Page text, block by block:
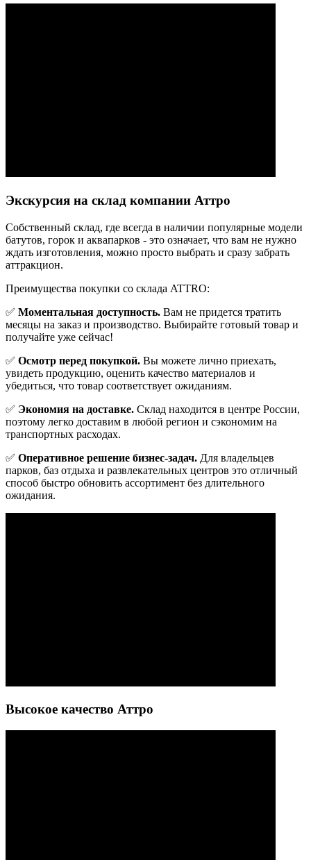
Экскурсия на склад компании Аттро
Cобственный склад, где всегда в наличии популярные модели
батутов, горок и аквапарков - это означает, что вам не нужно
ждать изготовления, можно просто выбрать и сразу забрать
аттракцион.
Преимущества покупки со склада ATTRO:
✅ Моментальная доступность. Вам не придется тратить
месяцы на заказ и производство. Выбирайте готовый товар и
получайте уже сейчас!
✅ Осмотр перед покупкой. Вы можете лично приехать,
увидеть продукцию, оценить качество материалов и
убедиться, что товар соответствует ожиданиям.
✅ Экономия на доставке. Склад находится в центре России,
поэтому легко доставим в любой регион и сэкономим на
транспортных расходах.
✅ Оперативное решение бизнес-задач. Для владельцев
парков, баз отдыха и развлекательных центров это отличный
способ быстро обновить ассортимент без длительного
ожидания.
Высокое качество Аттро